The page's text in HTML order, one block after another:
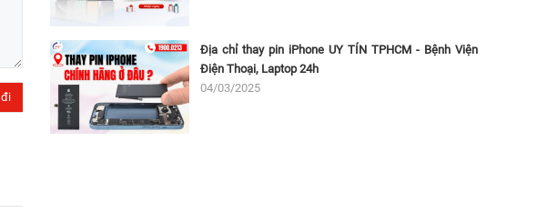
Địa chỉ thay pin iPhone UY TÍN TPHCM - Bệnh Viện
Điện Thoại, Laptop 24h
04/03/2025